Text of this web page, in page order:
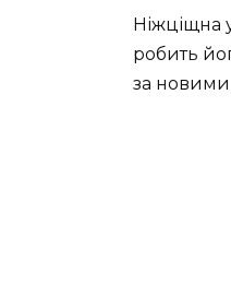
Ніжціщна
робить
за